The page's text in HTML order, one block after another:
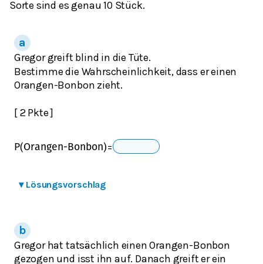
Sorte sind es genau 10 Stück.
Gregor greift blind in die Tüte.
Bestimme die Wahrscheinlichkeit, dass er einen
Orangen-Bonbon zieht.
[ 2 Pkte ]
P(Orangen-Bonbon)=
▾ Lösungsvorschlag
Gregor hat tatsächlich einen Orangen-Bonbon
gezogen und isst ihn auf. Danach greift er ein